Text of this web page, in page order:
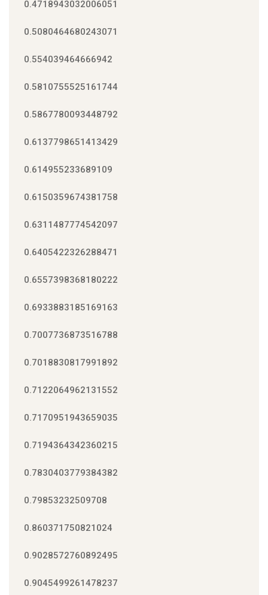
0.4718943032006051
0.5080464680243071
0.554039464666942
0.5810755525161744
0.5867780093448792
0.6137798651413429
0.614955233689109
0.6150359674381758
0.6311487774542097
0.6405422326288471
0.6557398368180222
0.6933883185169163
0.7007736873516788
0.7018830817991892
0.7122064962131552
0.7170951943659035
0.7194364342360215
0.7830403779384382
0.79853232509708
0.860371750821024
0.9028572760892495
0.9045499261478237